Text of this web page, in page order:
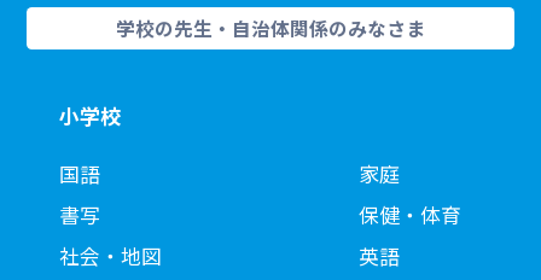
学校の先生・自治体関係のみなさま
小学校
国語
書写
社会・地図
家庭
保健・体育
英語